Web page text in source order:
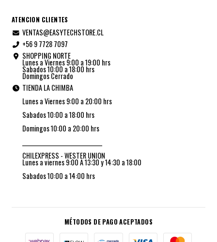
ATENCION CLIENTES
VENTAS@EASYTECHSTORE.CL
+56 9 7728 7097
SHOPPING NORTE
Lunes a Viernes 9:00 a 19:00 hrs
Sabados 10:00 a 18:00 hrs
Domingos Cerrado
TIENDA LA CHIMBA
Lunes a Viernes 9:00 a 20:00 hrs
Sabados 10:00 a 18:00 hrs
Domingos 10:00 a 20:00 hrs
CHILEXPRESS - WESTER UNION
Lunes a viernes 9:00 A 13:30 y 14:30 a 18:00
Sabados 10:00 a 14:00 hrs
MÉTODOS DE PAGO ACEPTADOS